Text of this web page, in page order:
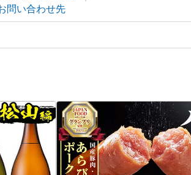
問い合わせ先